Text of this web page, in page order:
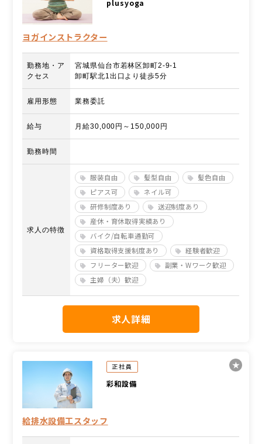
plusyoga
ヨガインストラクター
勤務地・ア
クセス
宮城県仙台市若林区卸町2-9-1
卸町駅北1出口より徒歩5分
雇用形態 業務委託
給与 月給30,000円～150,000円
勤務時間
求人の特徴
服装自由 髪型自由
髪色自由
ピアス可
ネイル可
研修制度あり
送迎制度あり
産休・育休取得実績あり
バイク/自転車通勤可
資格取得支援制度あり
経験者歓迎
フリーター歓迎
副業・Wワーク歓迎
主婦（夫）歓迎
求人詳細
正社員
彩和設備
給排水設備工スタッフ